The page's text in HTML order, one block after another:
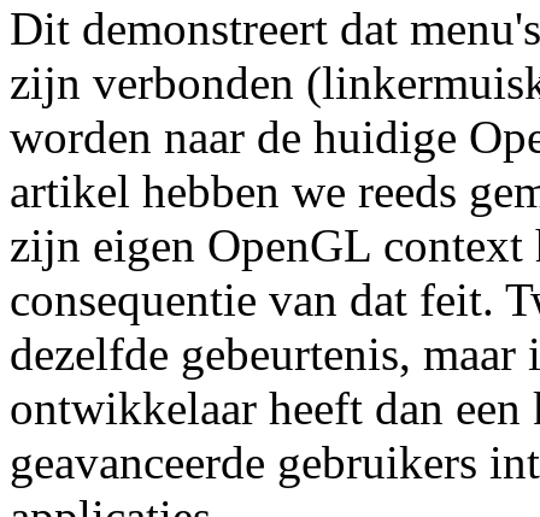
Dit demonstreert dat
zijn verbonden
worden naar de huidige
artikel hebben we reeds
zijn eigen OpenGL context
consequentie van dat feit.
dezelfde gebeurtenis,
ontwikkelaar heeft dan
geavanceerde gebruikers